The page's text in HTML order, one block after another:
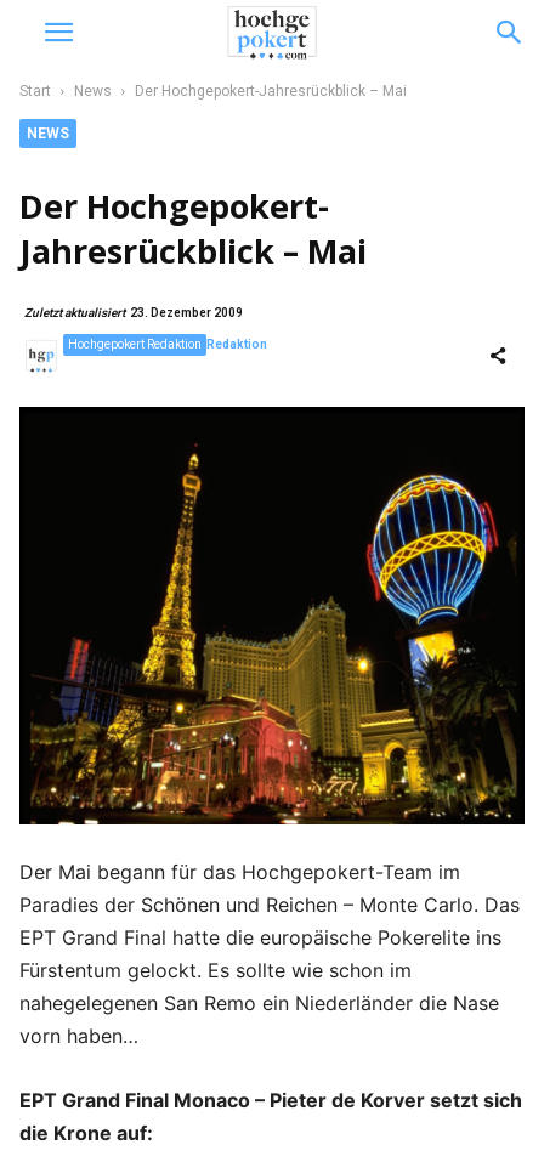
Start News Der Hochgepokert-Jahresrückblick – Mai
NEWS
Der Hochgepokert-
Jahresrückblick – Mai
Zuletzt aktualisiert 23. Dezember 2009
Redaktion
Hochgepokert Redaktion
Der Mai begann für das Hochgepokert-Team im
Paradies der Schönen und Reichen – Monte Carlo. Das
EPT Grand Final hatte die europäische Pokerelite ins
Fürstentum gelockt. Es sollte wie schon im
nahegelegenen San Remo ein Niederländer die Nase
vorn haben…
EPT Grand Final Monaco – Pieter de Korver setzt sich
die Krone auf: